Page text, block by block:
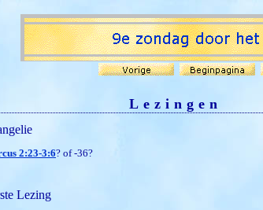
Lezingen
2:23-3:6? of -36?
Lezing